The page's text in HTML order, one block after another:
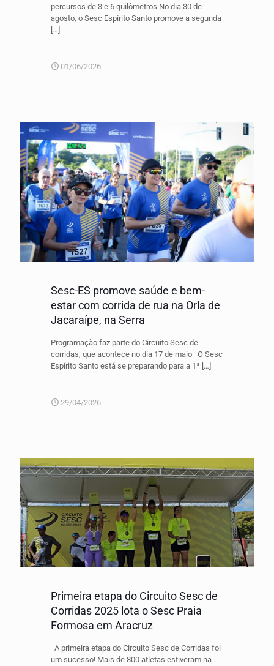
percursos de 3 e 6 quilômetros No dia 30 de
agosto, o Sesc Espírito Santo promove a segunda
[…]
01/06/2026
Sesc-ES promove saúde e bem-
estar com corrida de rua na Orla de
Jacaraípe, na Serra
Programação faz parte do Circuito Sesc de
corridas, que acontece no dia 17 de maio O Sesc
Espírito Santo está se preparando para a 1ª […]
29/04/2026
Primeira etapa do Circuito Sesc de
Corridas 2025 lota o Sesc Praia
Formosa em Aracruz
A primeira etapa do Circuito Sesc de Corridas foi
um sucesso! Mais de 800 atletas estiveram na